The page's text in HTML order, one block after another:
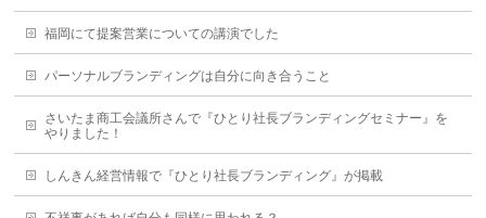
福岡にて提案営業についての講演でした
パーソナルブランディングは自分に向き合うこと
さいたま商工会議所さんで『ひとり社長ブランディングセミナー』を
やりました！
しんきん経営情報で『ひとり社長ブランディング』が掲載